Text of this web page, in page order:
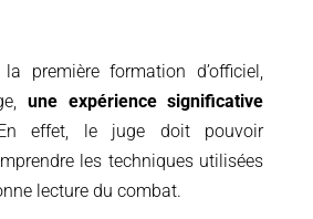
première formation d’officiel,
une expérience significative
effet, le juge doit pouvoir
les techniques utilisées
lecture du combat.